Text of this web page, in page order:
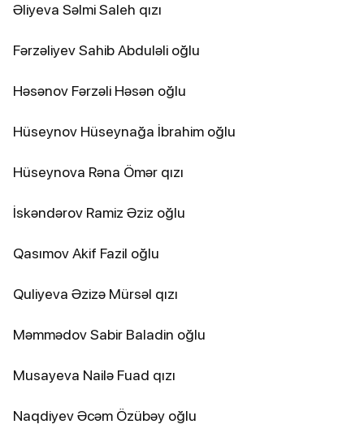
Əliyeva Səlmi Saleh qızı
Fərzəliyev Sahib Abduləli oğlu
Həsənov Fərzəli Həsən oğlu
Hüseynov Hüseynağa İbrahim oğlu
Hüseynova Rəna Ömər qızı
İskəndərov Ramiz Əziz oğlu
Qasımov Akif Fazil oğlu
Quliyeva Əzizə Mürsəl qızı
Məmmədov Sabir Baladin oğlu
Musayeva Nailə Fuad qızı
Naqdiyev Əcəm Özübəy oğlu